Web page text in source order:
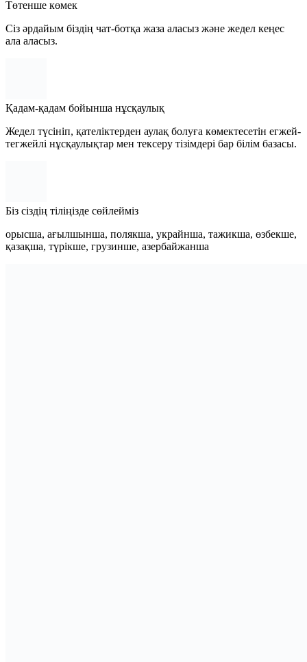
Төтенше көмек
Сіз әрдайым біздің чат-ботқа жаза аласыз және жедел кеңес
ала аласыз.
Қадам-қадам бойынша нұсқаулық
Жедел түсініп, қателіктерден аулақ болуға көмектесетін егжей-
тегжейлі нұсқаулықтар мен тексеру тізімдері бар білім базасы.
Біз сіздің тіліңізде сөйлейміз
орысша, ағылшынша, полякша, украйнша, тажикша, өзбекше,
қазақша, түрікше, грузинше, азербайжанша